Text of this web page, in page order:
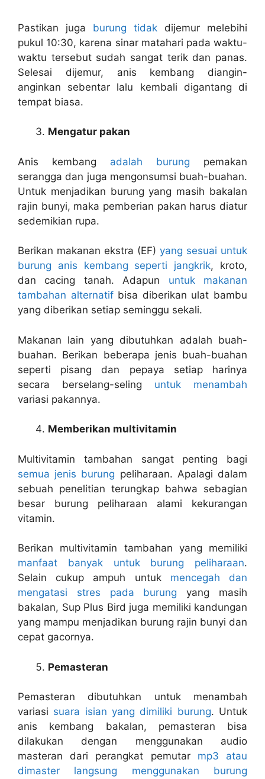
Pastikan juga burung tidak dijemur melebihi
pukul 10:30, karena sinar matahari pada waktu-
waktu tersebut sudah sangat terik dan panas.
Selesai dijemur, anis kembang diangin-
anginkan sebentar lalu kembali digantang di
tempat biasa.
Mengatur pakan
Anis kembang adalah burung pemakan
serangga dan juga mengonsumsi buah-buahan.
Untuk menjadikan burung yang masih bakalan
rajin bunyi, maka pemberian pakan harus diatur
sedemikian rupa.
Berikan makanan ekstra (EF) yang sesuai untuk
burung anis kembang seperti jangkrik, kroto,
dan cacing tanah. Adapun untuk makanan
tambahan alternatifbisa diberikan ulat bambu
yang diberikan setiap seminggu sekali.
Makanan lain yang dibutuhkan adalah buah-
buahan. Berikan beberapa jenis buah-buahan
seperti pisang dan pepaya setiap harinya
secara berselang-seling untuk menambah
variasi pakannya.
Memberikan multivitamin
Multivitamin tambahan sangat penting bagi
semua jenis burung peliharaan. Apalagi dalam
sebuah penelitian terungkap bahwa sebagian
besar burung peliharaan alami kekurangan
vitamin.
Berikan multivitamin tambahan yang memiliki
manfaat banyak untuk burung peliharaan.
Selain cukup ampuh untuk mencegah dan
mengatasi stres pada burung yang masih
bakalan, Sup Plus Bird juga memiliki kandungan
yang mampu menjadikan burung rajin bunyi dan
cepat gacornya.
Pemasteran
Pemasteran dibutuhkan untuk menambah
variasi suara isian yang dimiliki burung. Untuk
anis kembang bakalan, pemasteran bisa
dilakukan dengan menggunakan audio
masteran dari perangkat pemutar mp3 atau
dimaster langsung menggunakan burung